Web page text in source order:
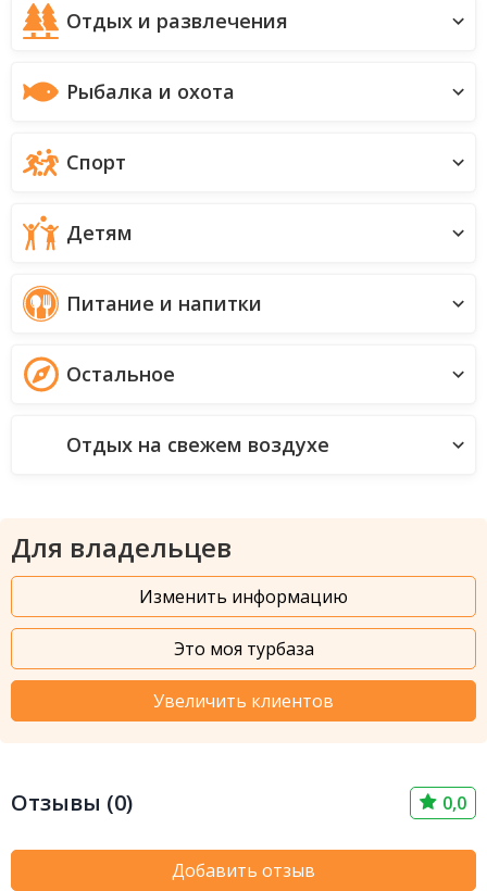
Отдых и развлечения
Рыбалка и охота
Спорт
Детям
Питание и напитки
Остальное
Отдых на свежем воздухе
Для владельцев
Изменить информацию
Это моя турбаза
Увеличить клиентов
Отзывы (0) 0,0
Добавить отзыв